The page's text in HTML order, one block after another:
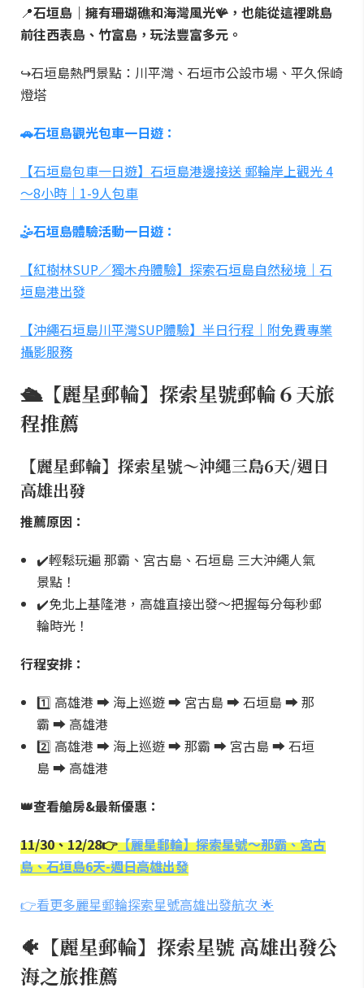
📍石垣島｜擁有珊瑚礁和海灣風光🪸，也能從這裡跳島
前往西表島、竹富島，玩法豐富多元。
↪石垣島熱門景點：川平灣、石垣市公設市場、平久保崎
燈塔
🚗石垣島觀光包車一日遊：
【石垣島包車一日遊】石垣島港邊接送 郵輪岸上觀光 4
～8小時｜1-9人包車
🤹石垣島體驗活動一日遊：
【紅樹林SUP／獨木舟體驗】探索石垣島自然秘境｜石
垣島港出發
【沖繩石垣島川平灣SUP體驗】半日行程｜附免費專業
攝影服務
🛳️【麗星郵輪】探索星號郵輪６天旅
程推薦
【麗星郵輪】探索星號～沖繩三島6天/週日
高雄出發
推薦原因：
✔️輕鬆玩遍 那霸、宮古島、石垣島 三大沖繩人氣
景點！
✔️免北上基隆港，高雄直接出發～把握每分每秒郵
輪時光！
行程安排：
1️⃣ 高雄港 ➡️ 海上巡遊 ➡️ 宮古島 ➡️ 石垣島 ➡️ 那
霸 ➡️ 高雄港
2️⃣ 高雄港 ➡️ 海上巡遊 ➡️ 那霸 ➡️ 宮古島 ➡️ 石垣
島 ➡️ 高雄港
👑查看艙房&最新優惠：
11/30、12/28👉【麗星郵輪】探索星號～那霸、宮古
島、石垣島6天-週日高雄出發
👉看更多麗星郵輪探索星號高雄出發航次 🌟
🐠【麗星郵輪】探索星號 高雄出發公
海之旅推薦